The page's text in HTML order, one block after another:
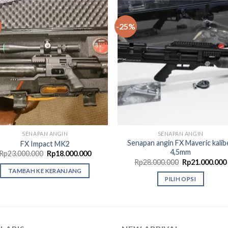
Add to
wishlist
SENAPAN ANGIN
FX Impact MK2
23.000.000 Harga
aslinya
adalah:
Rp23.000.000.
Rp18.000.000Harga
TAMBAH KE KERANJANG
-25%
SENAPAN ANGIN
Senapan angin FX Maveric
4,5mm
Rp28.000.000 Harga
aslinya
adalah:
Rp28.000.000.
Rp21.000.000
PILIH OPSI